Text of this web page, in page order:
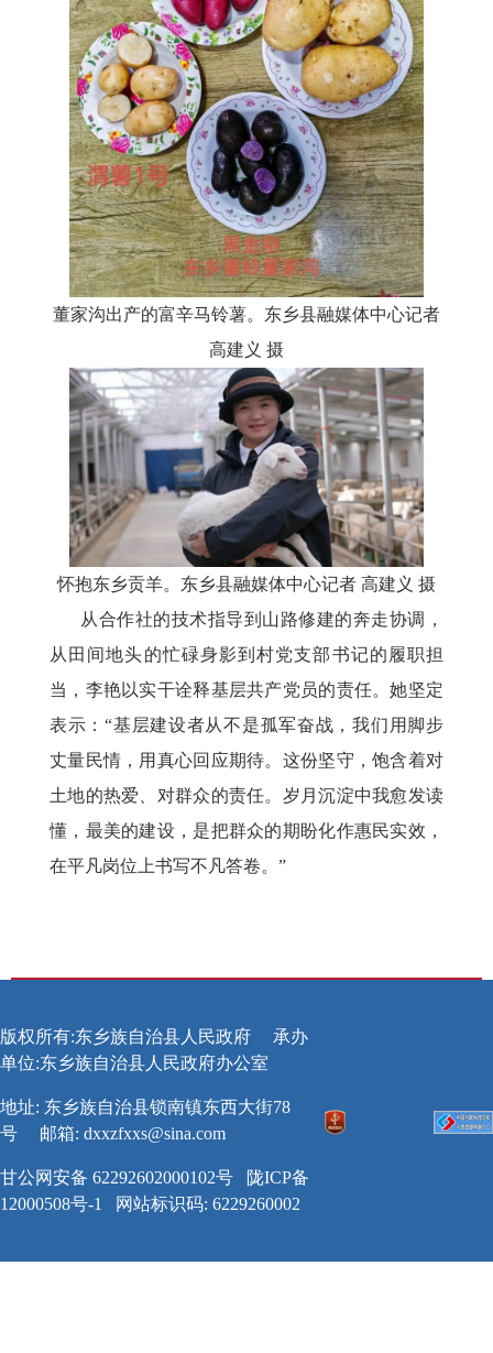
董家沟出产的富辛马铃薯。东乡县融媒体中心记者
高建义 摄
怀抱东乡贡羊。东乡县融媒体中心记者 高建义 摄
从合作社的技术指导到山路修建的奔走协调，
从田间地头的忙碌身影到村党支部书记的履职担
当，李艳以实干诠释基层共产党员的责任。她坚定
表示：“基层建设者从不是孤军奋战，我们用脚步
丈量民情，用真心回应期待。这份坚守，饱含着对
土地的热爱、对群众的责任。岁月沉淀中我愈发读
懂，最美的建设，是把群众的期盼化作惠民实效，
在平凡岗位上书写不凡答卷。”
版权所有:东乡族自治县人民政府
承办
单位:东乡族自治县人民政府办公室
地址: 东乡族自治县锁南镇东西大街78
号
邮箱: dxxzfxxs@sina.com
甘公网安备 62292602000102号
陇ICP备
12000508号-1
网站标识码: 6229260002